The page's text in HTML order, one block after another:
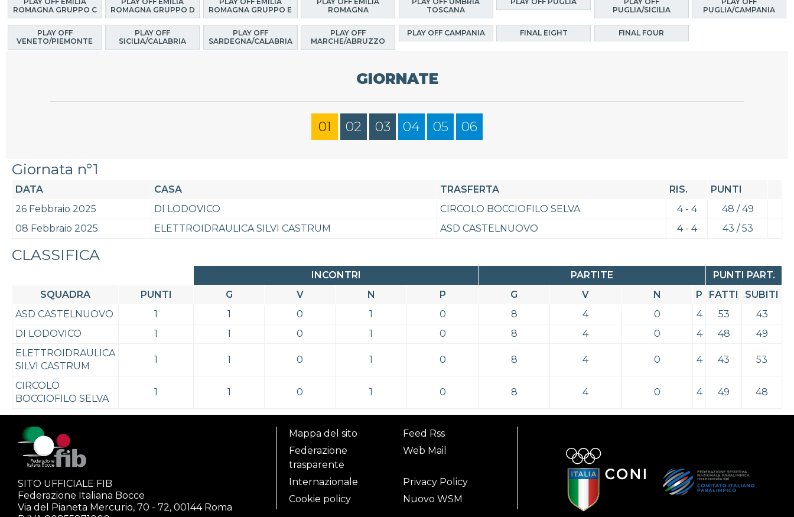
ROMAGNA GRUPPO C
ROMAGNA GRUPPO D
ROMAGNA GRUPPO E
ROMAGNA
TOSCANA
PUGLIA/SICILIA
PUGLIA/CAMPANIA
PLAY OFF
VENETO/PIEMONTE
PLAY OFF
SICILIA/CALABRIA
PLAY OFF
SARDEGNA/CALABRIA
PLAY OFF
MARCHE/ABRUZZO
PLAY OFF CAMPANIA FINAL EIGHT FINAL FOUR
GIORNATE
01 02 03 04 05 06
Giornata n°1
DATA CASA TRASFERTA RIS.
PUNTI
26 Febbraio 2025
DI LODOVICO CIRCOLO BOCCIOFILO SELVA 4 - 4
48 / 49
08 Febbraio 2025
ELETTROIDRAULICA SILVI CASTRUM ASD CASTELNUOVO 4 - 4 43 / 53
CLASSIFICA
INCONTRI PARTITE
PUNTI PART.
SQUADRA
PUNTI G V N P G V N P FATTI
SUBITI
ASD CASTELNUOVO
1 1 0 1 0 8 4 0 4 53
43
DI LODOVICO
1 1 0 1 0 8 4 0 4 48
49
ELETTROIDRAULICA
SILVI CASTRUM
1 1 0 1 0 8 4 0 4 43 53
CIRCOLO
BOCCIOFILO SELVA
1 1 0 1 0 8 4 0 4 49 48
SITO UFFICIALE FIB
Federazione Italiana Bocce
Via del Pianeta Mercurio, 70 - 72, 00144 Roma
Mappa del sito
Feed Rss
Federazione
trasparente
Web Mail
Internazionale
Privacy Policy
Cookie policy
Nuovo WSM